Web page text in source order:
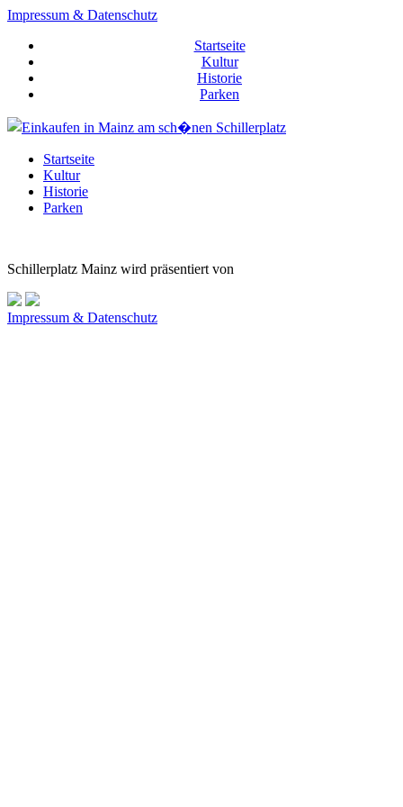
Impressum & Datenschutz
Startseite
Kultur
Historie
Parken
Startseite
Kultur
Historie
Parken
Schillerplatz Mainz wird präsentiert von
Impressum & Datenschutz